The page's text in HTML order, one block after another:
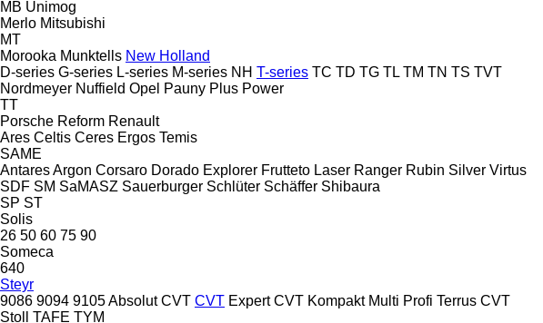
MB Unimog
Merlo Mitsubishi
MT
Morooka Munktells New Holland
D-series G-series L-series M-series NH T-series TC TD TG TL TM TN TS TVT
Nordmeyer Nuffield Opel Pauny Plus Power
TT
Porsche Reform Renault
Ares Celtis Ceres Ergos Temis
SAME
AntaresArgon Corsaro Dorado Explorer Frutteto Laser Ranger Rubin Silver Virtus
SDF SM SaMASZ Sauerburger Schlüter Schäffer Shibaura
SP ST
Solis
26 50 60 75 90
Someca
640
Steyr
9086 9094 9105Absolut CVT CVT Expert CVT Kompakt Multi Profi Terrus CVT
Stoll
TAFE TYM